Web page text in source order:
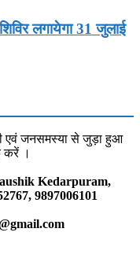
लगायेगा 31 जुलाई
एवं जनसमस्या से जुड़ा हुआ
करें ।
Kedarpuram,
9897006101